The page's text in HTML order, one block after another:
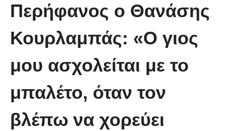
πρώτη στιγμή και συγκίνησε το
νοηματική με ένα μικρό κορίτσι
Περήφανος ο Θανάσης
Κουρλαμπάς: «Ο γιος
μου ασχολείται με το
μπαλέτο, όταν τον
βλέπω να χορεύει